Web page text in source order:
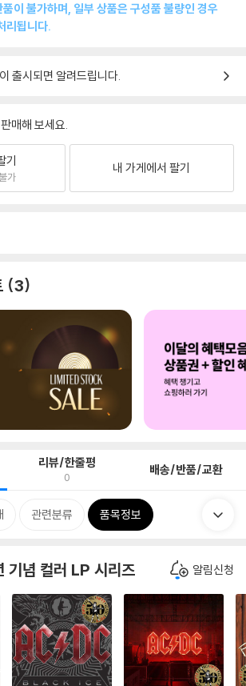
이 불가하며, 일부 상품은 구성품 불량인 경우
리됩니다.
출시되면 알려드립니다.
매해 보세요.
기
가
내 가게에서 팔기
3
리뷰/한줄평
0 배송/반품/교환
관련분류 품목정보
념 컬러 LP 시리즈 알림신청